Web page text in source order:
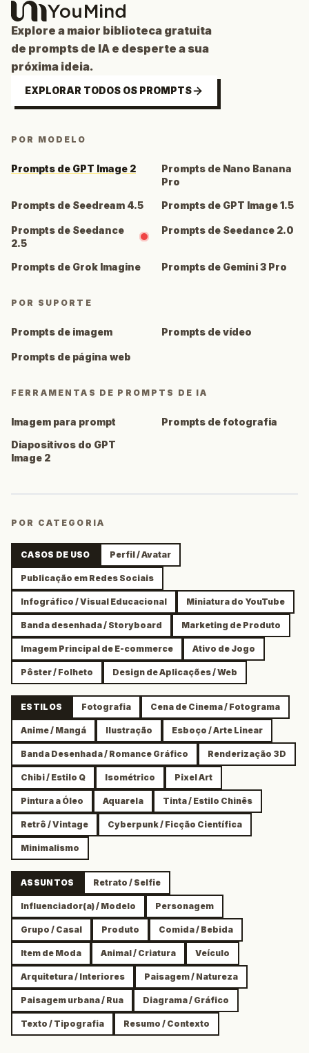
Explore a maior biblioteca gratuita
de prompts de IA e desperte a sua
próxima ideia.
EXPLORAR TODOS OS PROMPTS
POR MODELO
Prompts de GPT Image 2
Prompts de Nano Banana
Pro
Prompts de Seedream 4.5
Prompts de GPT Image 1.5
Prompts de Seedance
2.5
Prompts de Seedance 2.0
Prompts de Grok Imagine Prompts de Gemini 3 Pro
POR SUPORTE
Prompts de imagem Prompts de vídeo
Prompts de página web
FERRAMENTAS DE PROMPTS DE IA
Imagem para prompt
Prompts de fotografia
Diapositivos do GPT
Image 2
POR CATEGORIA
CASOS DE USO Perfil / Avatar
Publicação em Redes Sociais
Infográfico / Visual Educacional Miniatura do YouTube
Banda desenhada / Storyboard Marketing de Produto
Imagem Principal de E-commerce Ativo de Jogo
Pôster / Folheto Design de Aplicações / Web
ESTILOS Fotografia Cena de Cinema / Fotograma
Anime / Mangá Ilustração Esboço / Arte Linear
Banda Desenhada / Romance Gráfico Renderização 3D
Chibi / Estilo Q Isométrico Pixel Art
Pintura a Óleo Aquarela Tinta / Estilo Chinês
Retrô / Vintage Cyberpunk / Ficção Científica
Minimalismo
ASSUNTOS Retrato / Selfie
Influenciador(a) / Modelo Personagem
Grupo / Casal Produto Comida / Bebida
Item de Moda Animal / Criatura Veículo
Arquitetura / Interiores Paisagem / Natureza
Paisagem urbana / Rua Diagrama / Gráfico
Texto / Tipografia Resumo / Contexto